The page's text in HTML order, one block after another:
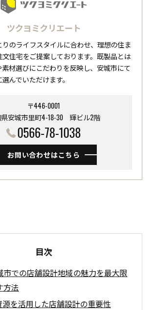
ツクヨミクリエート
りのライフスタイルに合わせ、理想の住ま
住宅をご提案しております。既製品とは
材選びにこだわりを反映し、安城市にて
んでいただけます。
〒446-0001
安城市里町4-18-30 ​​​​​​​輝ビル2階
0566-78-1038
お問い合わせはこちら
目次
市での店舗設計地域の魅力を最大限
方法
源を活用した店舗設計の重要性